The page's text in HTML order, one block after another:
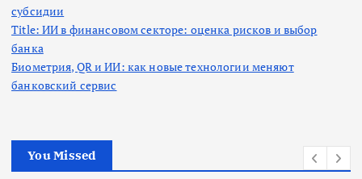
субсидии
Title: ИИ в финансовом секторе: оценка рисков и выбор
банка
Биометрия, QR и ИИ: как новые технологии меняют
банковский сервис
You Missed